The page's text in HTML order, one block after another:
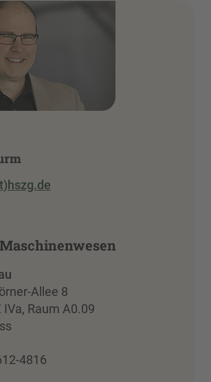
Allee 8
IVa, Raum A0.09
4816